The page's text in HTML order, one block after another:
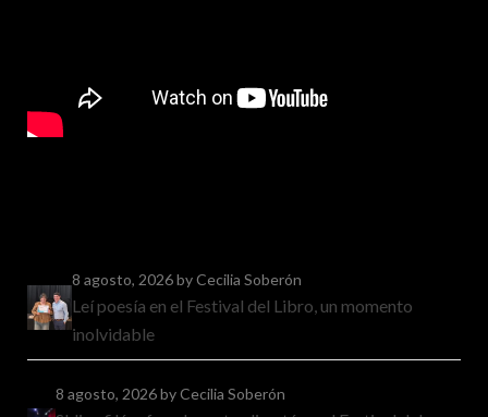
8 agosto, 2026by Cecilia Soberón
Leí poesía en el Festival del Libro, un momento
inolvidable
8 agosto, 2026by Cecilia Soberón